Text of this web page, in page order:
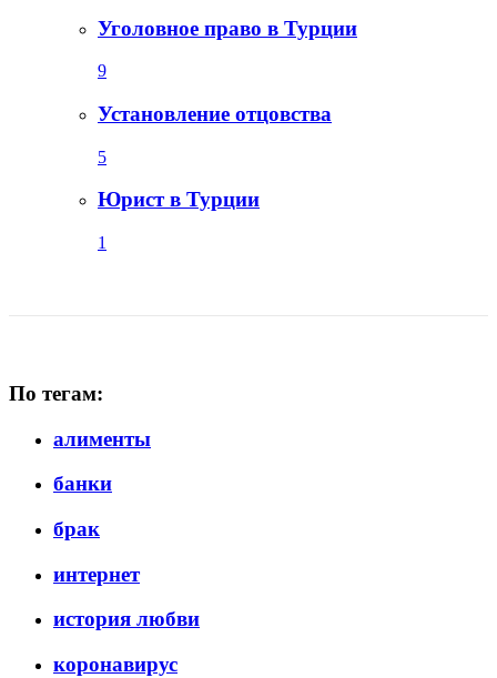
Уголовное право в Турции
9
Установление отцовства
5
Юрист в Турции
1
По тегам:
алименты
банки
брак
интернет
история любви
коронавирус